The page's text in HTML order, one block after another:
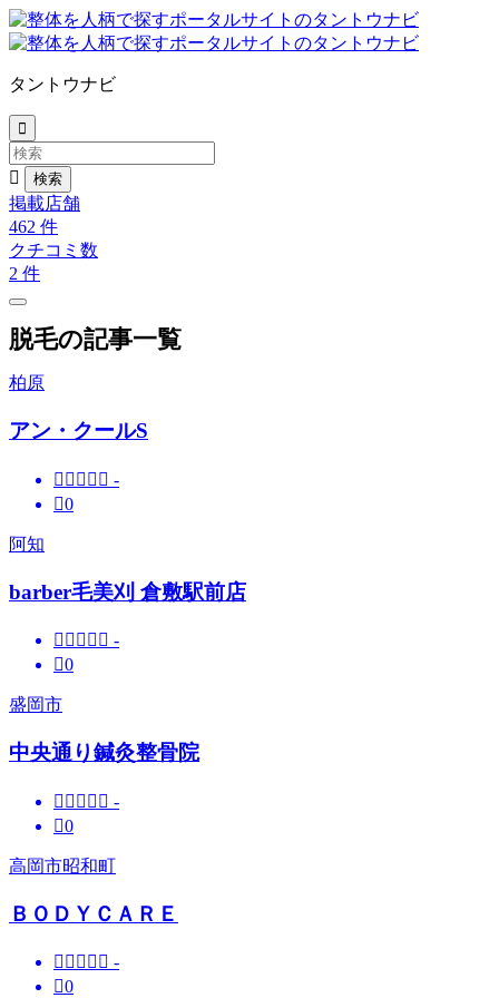
タントウナビ


掲載店舗
462 件
クチコミ数
2 件
脱毛の記事一覧
柏原
アン・クールS
     -
0
阿知
barber毛美刈 倉敷駅前店
     -
0
盛岡市
中央通り鍼灸整骨院
     -
0
高岡市昭和町
ＢＯＤＹＣＡＲＥ
     -
0